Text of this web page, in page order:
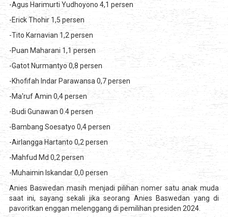
-Agus Harimurti Yudhoyono 4,1 persen
-Erick Thohir 1,5 persen
-Tito Karnavian 1,2 persen
-Puan Maharani 1,1 persen
-Gatot Nurmantyo 0,8 persen
-Khofifah Indar Parawansa 0,7 persen
-Ma'ruf Amin 0,4 persen
-Budi Gunawan 0.4 persen
-Bambang Soesatyo 0,4 persen
-Airlangga Hartanto 0,2 persen
-Mahfud Md 0,2 persen
-Muhaimin Iskandar 0,0 persen
Anies Baswedan masih menjadi pilihan nomer satu anak muda
saat ini, sayang sekali jika seorang Anies Baswedan yang di
pavoritkan enggan melenggang di pemilihan presiden 2024.